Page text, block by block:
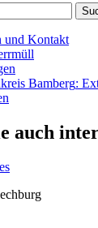
und Kontakt
Bamberg:
auch